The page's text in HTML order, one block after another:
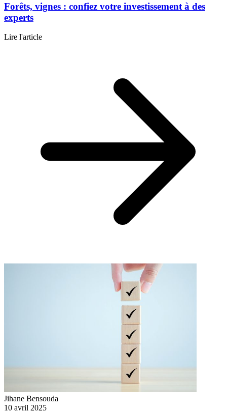
Forêts, vignes : confiez votre investissement à des
experts
Lire l'article
Jihane Bensouda
10 avril 2025